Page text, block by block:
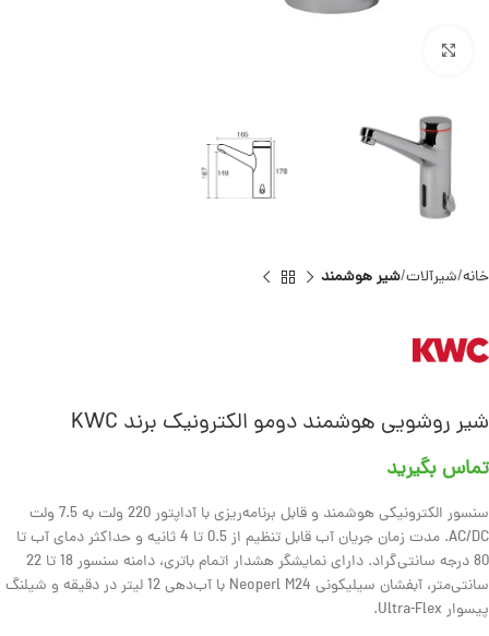
خانه شیرآلات شیر هوشمند
شیر روشویی هوشمند دومو الکترونیک برند KWC
تماس بگیرید
سنسور الکترونیکی هوشمند و قابل برنامه‌ریزی با آداپتور 220 ولت به 7.5 ولت
AC/DC. مدت زمان جریان آب قابل تنظیم از 0.5 تا 4 ثانیه و حداکثر دمای آب تا
80 درجه سانتی‌گراد. دارای نمایشگر هشدار اتمام باتری، دامنه سنسور 18 تا 22
سانتی‌متر، آبفشان سیلیکونی Neoperl M24 با آب‌دهی 12 لیتر در دقیقه و شیلنگ
پیسوار Ultra-Flex.